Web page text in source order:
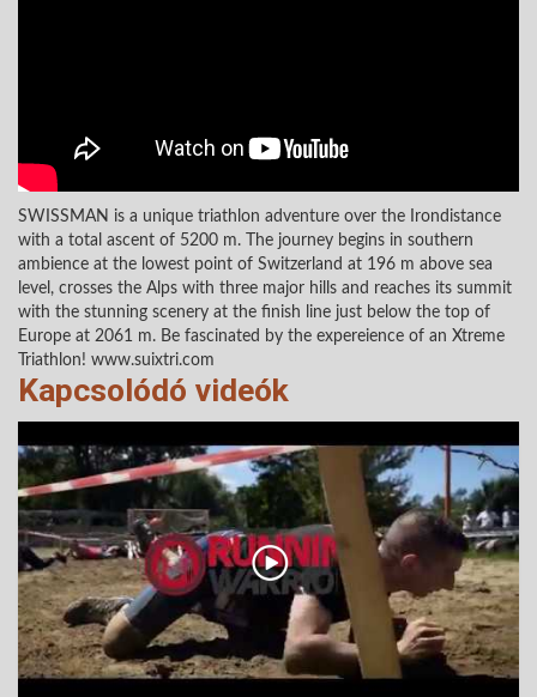
SWISSMAN is a unique triathlon adventure over the Irondistance
with a total ascent of 5200 m. The journey begins in southern
ambience at the lowest point of Switzerland at 196 m above sea
level, crosses the Alps with three major hills and reaches its summit
with the stunning scenery at the finish line just below the top of
Europe at 2061 m. Be fascinated by the expereience of an Xtreme
Triathlon! www.suixtri.com
Kapcsolódó videók